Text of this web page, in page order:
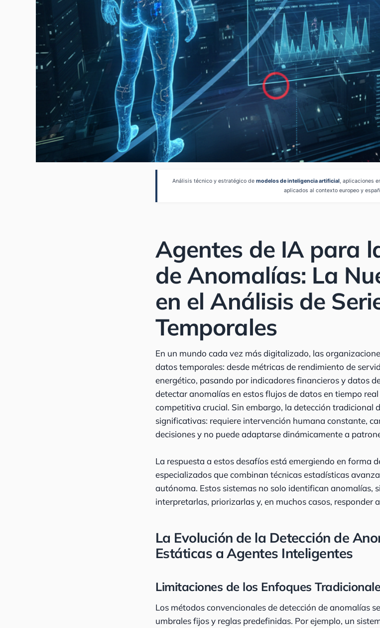
Análisis técnico y estratégico demodelos de inteligencia artificial, aplicaciones
aplicados al contexto europeo y
Agentes de IA para
de Anomalías: La
en el Análisis de
Temporales
En un mundo cada vez más digitalizado, las
datos temporales: desde métricas de rendimiento de
energético, pasando por indicadores financieros y datos
detectar anomalías en estos flujos de datos en tiempo
competitiva crucial. Sin embargo, la detección tradicional
significativas: requiere intervención humana constante,
decisiones y no puede adaptarse dinámicamente a
La respuesta a estos desafíos está emergiendo en forma
especializados que combinan técnicas estadísticas
autónoma. Estos sistemas no solo identifican anomalías,
interpretarlas, priorizarlas y, en muchos casos, responder
La Evolución de la Detección de
Estáticas a Agentes Inteligentes
Limitaciones de los Enfoques
Los métodos convencionales de detección de anomalías
umbrales fijos y reglas predefinidas. Por ejemplo, un